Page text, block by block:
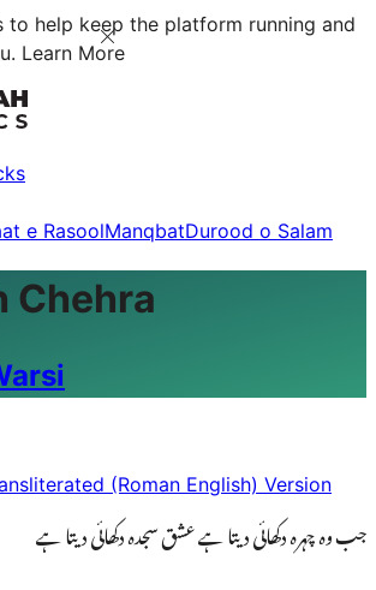
to help keep the platform running and
Learn More
e RasoolManqbatDurood o Salam
Chehra
(Roman English) Version
جب وہ چہرہ دکھائی دیتا ہے عشق سجدہ دکھائی دیتا ہے